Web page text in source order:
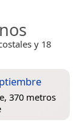
y 18
370 metros